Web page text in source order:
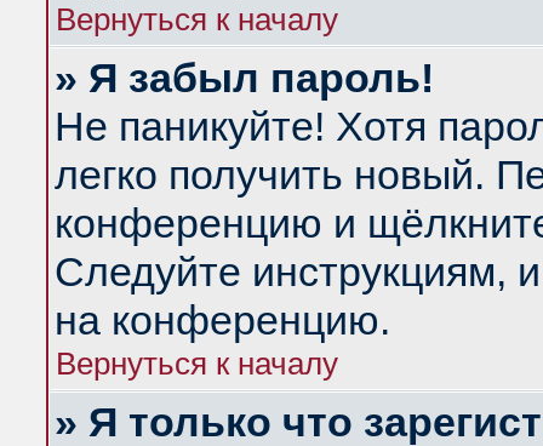
Вернуться к началу
» Я забыл пароль!
Не паникуйте! Хотя
легко получить новый.
конференцию и
Следуйте инструкциям,
на конференцию.
Вернуться к началу
» Я только что